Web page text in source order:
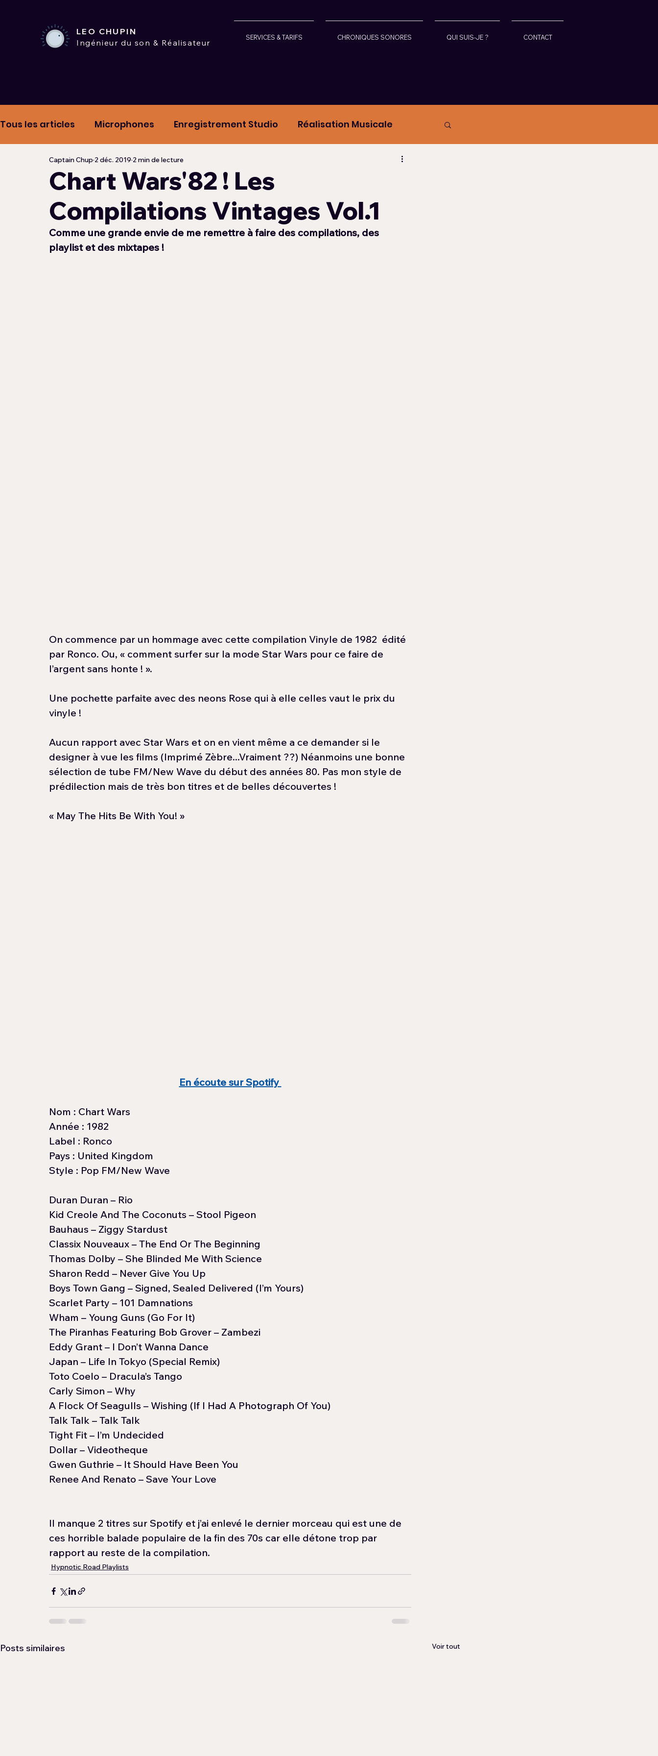
LEO CHUPIN
Ingénieur du son & Réalisateur
SERVICES & TARIFS CHRONIQUES SONORES QUI SUIS-JE ? CONTACT
Tous les articles Microphones Enregistrement Studio Réalisation Musicale
Mix & Tips Hypnotic Road Playlists
Chart Wars'82 ! Les
Compilations Vintages Vol.1
Captain Chup 2 déc. 2019 2 min de lecture
Comme une grande envie de me remettre à faire des compilations, des
playlist et des mixtapes !
On commence par un hommage avec cette compilation Vinyle de 1982  édité
par Ronco. Ou, « comment surfer sur la mode Star Wars pour ce faire de
l’argent sans honte ! ».
Une pochette parfaite avec des neons Rose qui à elle celles vaut le prix du
vinyle !
Aucun rapport avec Star Wars et on en vient même a ce demander si le
designer à vue les films (Imprimé Zèbre...Vraiment ??) Néanmoins une bonne
sélection de tube FM/New Wave du début des années 80. Pas mon style de
prédilection mais de très bon titres et de belles découvertes !
« May The Hits Be With You! »
En écoute sur Spotify
Nom : Chart Wars
Année : 1982
Label : Ronco
Pays : United Kingdom
Style : Pop FM/New Wave
Duran Duran – Rio
Kid Creole And The Coconuts – Stool Pigeon
Bauhaus – Ziggy Stardust
Classix Nouveaux – The End Or The Beginning
Thomas Dolby – She Blinded Me With Science
Sharon Redd – Never Give You Up
Boys Town Gang – Signed, Sealed Delivered (I’m Yours)
Scarlet Party – 101 Damnations
Wham – Young Guns (Go For It)
The Piranhas Featuring Bob Grover – Zambezi
Eddy Grant – I Don’t Wanna Dance
Japan – Life In Tokyo (Special Remix)
Toto Coelo – Dracula’s Tango
Carly Simon – Why
A Flock Of Seagulls – Wishing (If I Had A Photograph Of You)
Talk Talk – Talk Talk
Tight Fit – I’m Undecided
Dollar – Videotheque
Gwen Guthrie – It Should Have Been You
Renee And Renato – Save Your Love
Il manque 2 titres sur Spotify et j’ai enlevé le dernier morceau qui est une de
ces horrible balade populaire de la fin des 70s car elle détone trop par
rapport au reste de la compilation.
Hypnotic Road Playlists
Posts similaires Voir tout